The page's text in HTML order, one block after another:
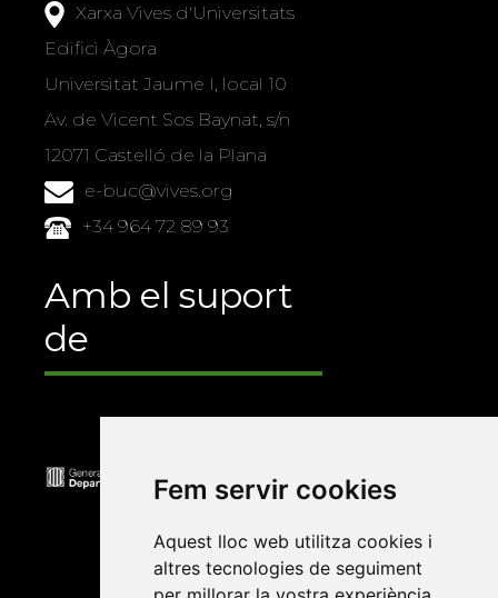
Fem servir cookies
Aquest lloc web utilitza cookies i
altres tecnologies de seguiment
Xarxa Vives d'Universitats
Edifici Àgora
Universitat Jaume I, local 10
Av. de Vicent Sos Baynat, s/n
12071 Castelló de la Plana
e-buc@vives.org
+34 964 72 89 93
Amb el suport
de